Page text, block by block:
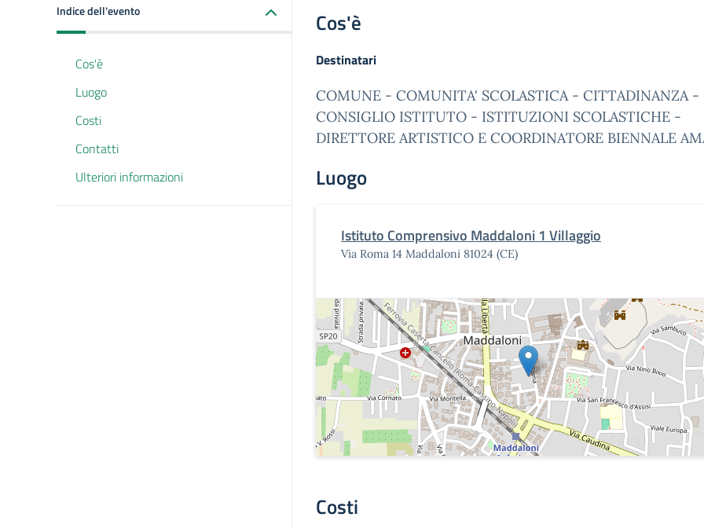
Indice dell'evento
Cos'è
Luogo
Costi
Contatti
Ulteriori informazioni
Cos'è
Destinatari
COMUNE - COMUNITA' SCOLASTICA - CITTADINANZA -
CONSIGLIO ISTITUTO - ISTITUZIONI SCOLASTICHE -
DIRETTORE ARTISTICO E COORDINATORE BIENNALE
Luogo
Istituto Comprensivo Maddaloni 1 Villaggio
Via Roma 14 Maddaloni 81024 (CE)
Costi